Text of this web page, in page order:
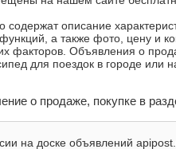
описание
а также фото, цену и
факторов. Объявления о
для поездок в городе или
о продаже, покупке в
на доске объявлений